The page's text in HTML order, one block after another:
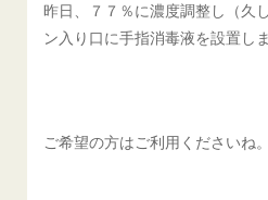
昨日、７７％に濃度調整し（久
ン入り口に手指消毒液を設置しま
ご希望の方はご利用くださいね。